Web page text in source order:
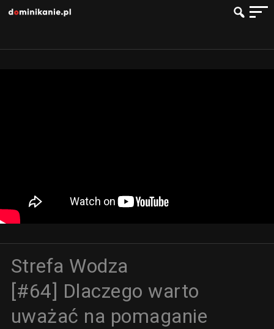
Strefa Wodza
[#64] Dlaczego warto
uważać na pomaganie